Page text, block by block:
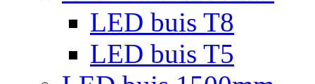
LED buis T8
LED buis T5